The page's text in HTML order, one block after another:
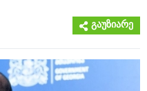
გაუზიარე